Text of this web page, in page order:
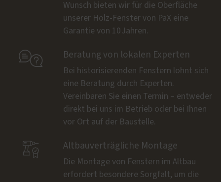
Wunsch bieten wir für die Oberfläche
unserer Holz-Fenster von PaX eine
Garantie von 10 Jahren.
 Beratung von lokalen Experten
Bei historisierenden Fenstern lohnt sich
eine Beratung durch Experten.
Vereinbaren Sie einen Termin – entweder
direkt bei uns im Betrieb oder bei Ihnen
vor Ort auf der Baustelle.
 Altbauverträgliche Montage
Die Montage von Fenstern im Altbau
erfordert besondere Sorgfalt, um die